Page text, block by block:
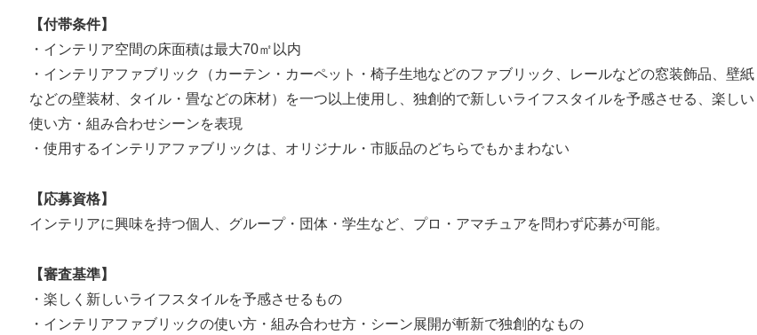
【付帯条件】
・インテリア空間の床面積は最大70㎡以内
・インテリアファブリック（カーテン・カーペット・椅子生地などのファブリック、レールなどの窓装飾品、壁紙
などの壁装材、タイル・畳などの床材）を一つ以上使用し、独創的で新しいライフスタイルを予感させる、楽しい
使い方・組み合わせシーンを表現
・使用するインテリアファブリックは、オリジナル・市販品のどちらでもかまわない
【応募資格】
インテリアに興味を持つ個人、グループ・団体・学生など、プロ・アマチュアを問わず応募が可能。
【審査基準】
・楽しく新しいライフスタイルを予感させるもの
・インテリアファブリックの使い方・組み合わせ方・シーン展開が斬新で独創的なもの